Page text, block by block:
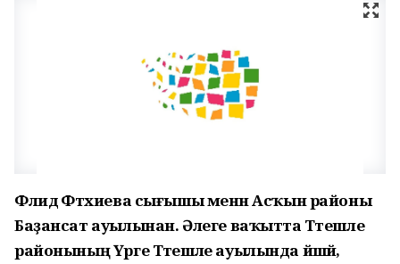
Флидә Фәтхиева сығышы менән Асҡын районы
Баҙансат ауылынан. Әлеге ваҡытта Тәтешле
районының Үрге Тәтешле ауылында йәшәй,